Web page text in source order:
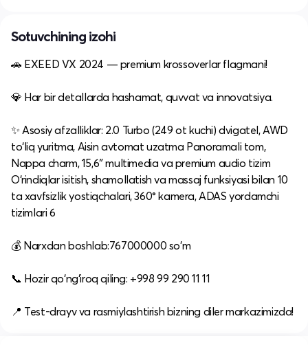
Sotuvchining izohi
🚗 EXEED VX 2024 — premium krossoverlar flagmani!
💎 Har bir detallarda hashamat, quvvat va innovatsiya.
✨ Asosiy afzalliklar: 2.0 Turbo (249 ot kuchi) dvigatel, AWD
to‘liq yuritma, Aisin avtomat uzatma Panoramali tom,
Nappa charm, 15,6″ multimedia va premium audio tizim
O‘rindiqlar isitish, shamollatish va massaj funksiyasi bilan 10
ta xavfsizlik yostiqchalari, 360° kamera, ADAS yordamchi
tizimlari 6
💰 Narxdan boshlab:767000000 so'm
📞 Hozir qo‘ng‘iroq qiling: +998 99 290 11 11
📍 Test-drayv va rasmiylashtirish bizning diler markazimizda!